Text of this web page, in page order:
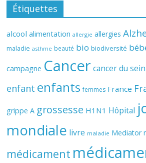
Étiquettes
alcool alimentation allergie allergies
maladie asthme beauté bio biodiversité
campagne Cancer cancer du sein
enfant enfants femmes France
grippe A grossesse H1N1 Hôpital
mondiale livre maladie Mediator
médicament